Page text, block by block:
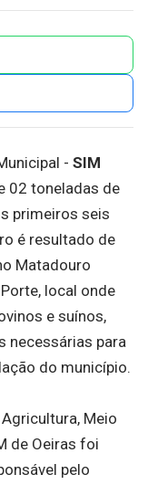
- SIM
02 toneladas de
primeiros seis
é resultado de
Matadouro
local onde
e suínos,
necessárias para
do município.
Meio
de Oeiras foi
pelo